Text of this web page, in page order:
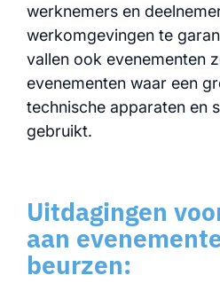
werknemers en
werkomgevingen te
vallen ook evenementen
evenementen waar een
technische apparaten en
gebruikt.
Uitdagingen
aan
beurzen: